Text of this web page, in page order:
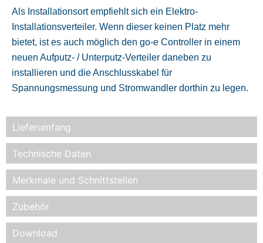
Lieferumfang
Technische Daten
Merkmale und Schnittstellen
Zubehör
Download
Als Installationsort empfiehlt sich ein Elektro-
Installationsverteiler. Wenn dieser keinen Platz mehr
bietet, ist es auch möglich den go-e Controller in einem
neuen Aufputz- / Unterputz-Verteiler daneben zu
installieren und die Anschlusskabel für
Spannungsmessung und Stromwandler dorthin zu legen.